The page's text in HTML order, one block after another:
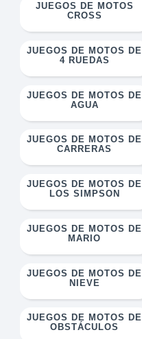
JUEGOS DE MOTOS
CROSS
JUEGOS DE MOTOS DE
4 RUEDAS
JUEGOS DE MOTOS DE
AGUA
JUEGOS DE MOTOS DE
CARRERAS
JUEGOS DE MOTOS DE
LOS SIMPSON
JUEGOS DE MOTOS DE
MARIO
JUEGOS DE MOTOS DE
NIEVE
JUEGOS DE MOTOS DE
OBSTÁCULOS